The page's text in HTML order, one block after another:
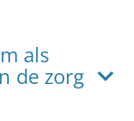
als
de zorg